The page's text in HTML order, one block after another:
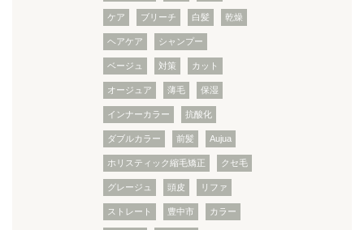
ケア ブリーチ 白髪 乾燥
ヘアケア シャンプー
ベージュ 対策 カット
オージュア 薄毛 保湿
インナーカラー 抗酸化
ダブルカラー 前髪 Aujua
ホリスティック縮毛矯正 クセ毛
グレージュ 頭皮 リファ
ストレート 豊中市 カラー